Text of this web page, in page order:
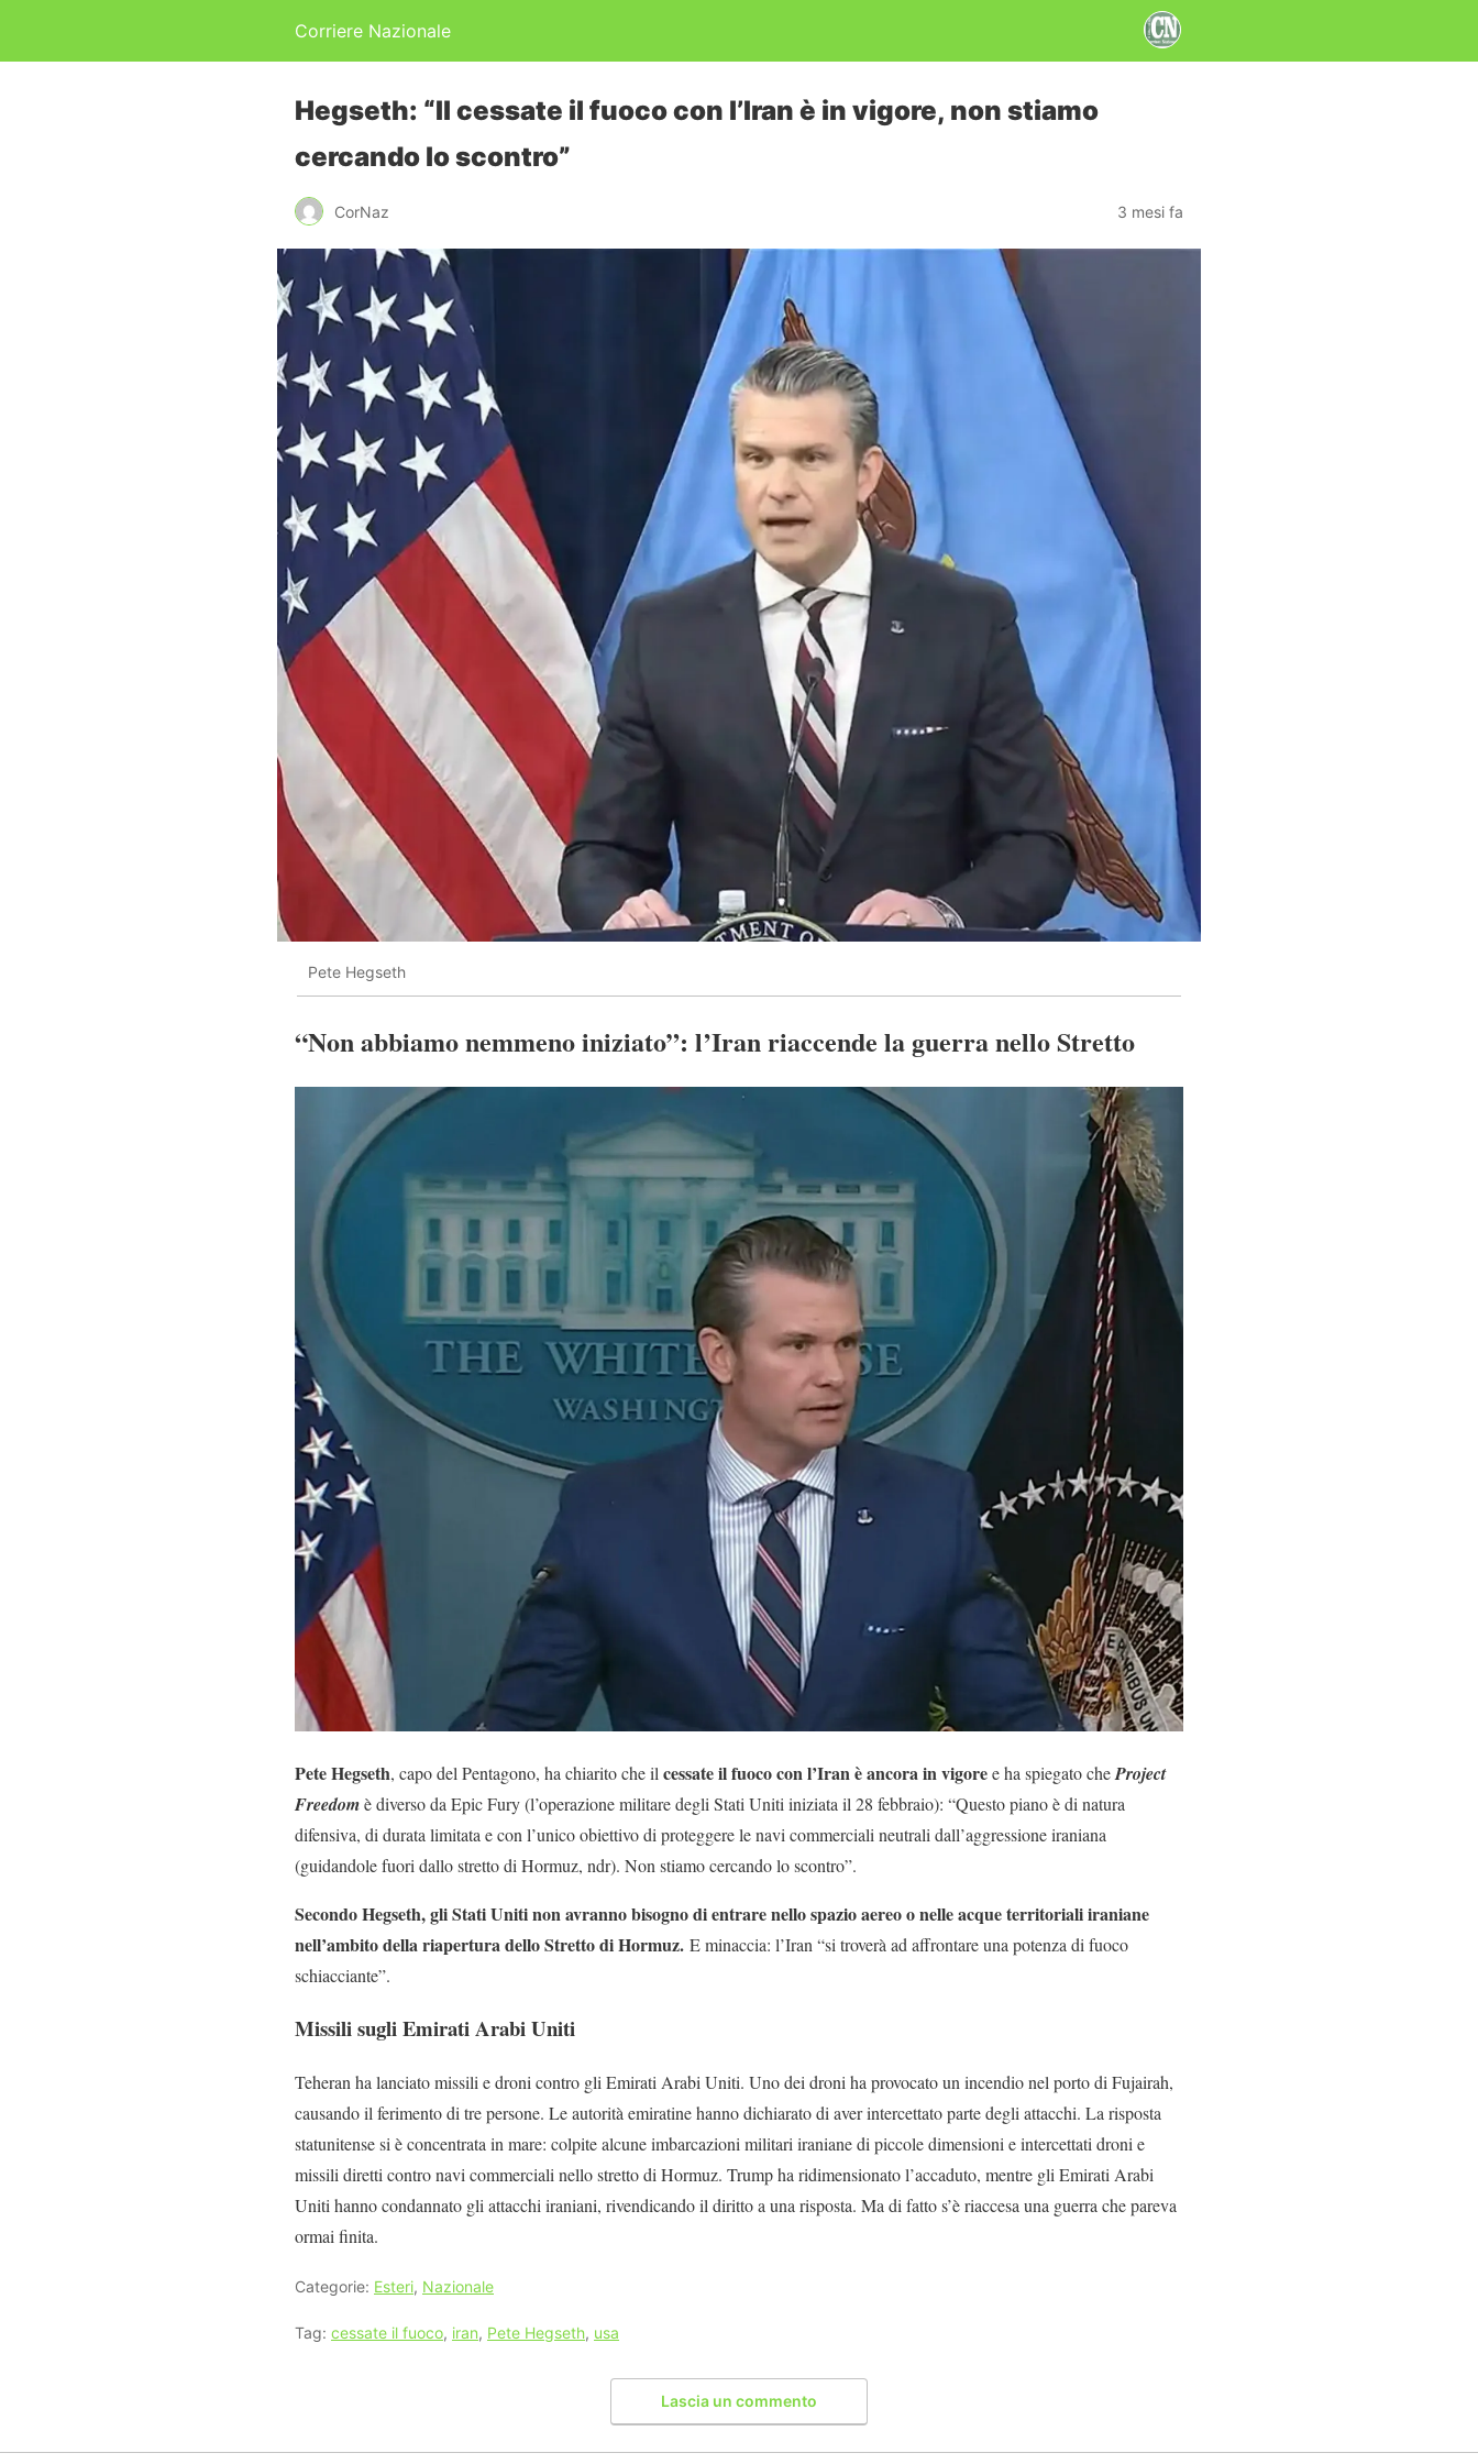
Corriere Nazionale
Hegseth: “Il cessate il fuoco con l’Iran è in vigore, non stiamo
cercando lo scontro”
CorNaz 3 mesi fa
Pete Hegseth
“Non abbiamo nemmeno iniziato”: l’Iran riaccende la guerra nello Stretto
Pete Hegseth, capo del Pentagono, ha chiarito che il cessate il fuoco con l’Iran è ancora in vigoree ha spiegato cheProject
Freedomè diverso da Epic Fury (l’operazione militare degli Stati Uniti iniziata il 28 febbraio): “Questo piano è di natura
difensiva, di durata limitata e con l’unico obiettivo di proteggere le navi commerciali neutrali dall’aggressione iraniana
(guidandole fuori dallo stretto di Hormuz, ndr). Non stiamo cercando lo scontro”.
Secondo Hegseth, gli Stati Uniti non avranno bisogno di entrare nello spazio aereo o nelle acque territoriali iraniane
nell’ambito della riapertura dello Stretto di Hormuz. E minaccia: l’Iran “si troverà ad affrontare una potenza di fuoco
schiacciante”.
Missili sugli Emirati Arabi Uniti
Teheran ha lanciato missili e droni contro gli Emirati Arabi Uniti. Uno dei droni ha provocato un incendio nel porto di Fujairah,
causando il ferimento di tre persone. Le autorità emiratine hanno dichiarato di aver intercettato parte degli attacchi. La risposta
statunitense si è concentrata in mare: colpite alcune imbarcazioni militari iraniane di piccole dimensioni e intercettati droni e
missili diretti contro navi commerciali nello stretto di Hormuz. Trump ha ridimensionato l’accaduto, mentre gli Emirati Arabi
Uniti hanno condannato gli attacchi iraniani, rivendicando il diritto a una risposta. Ma di fatto s’è riaccesa una guerra che pareva
ormai finita.
Categorie: Esteri, Nazionale
Tag: cessate il fuoco, iran, Pete Hegseth, usa
Lascia un commento